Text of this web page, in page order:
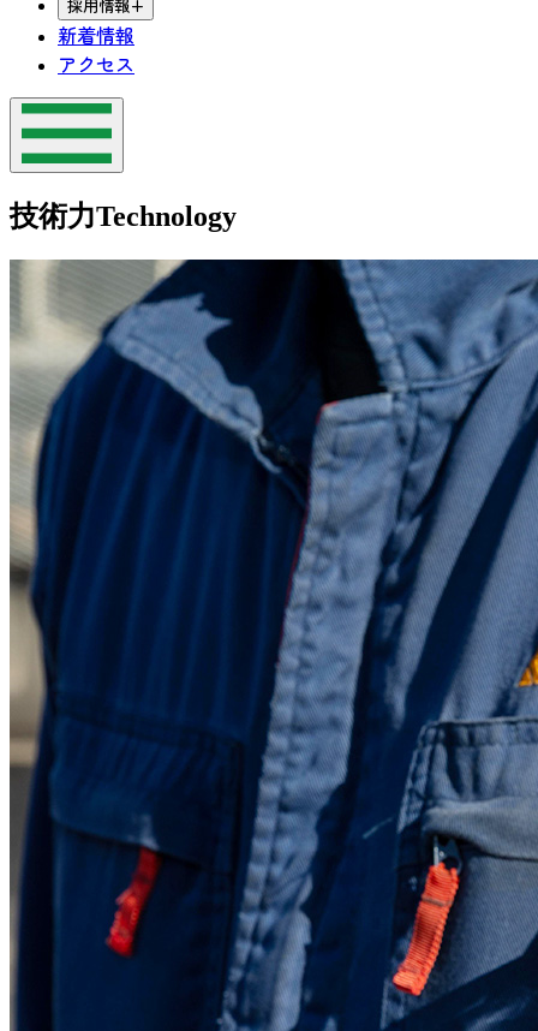
採用情報+
新着情報
アクセス
技術力Technology